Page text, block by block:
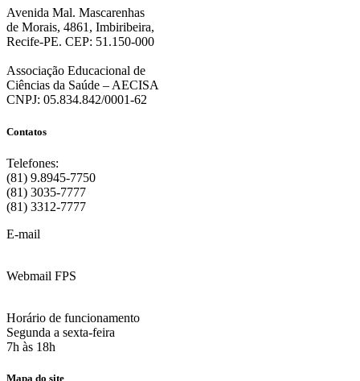
Avenida Mal. Mascarenhas
de Morais, 4861, Imbiribeira,
Recife-PE. CEP: 51.150-000
Associação Educacional de
Ciências da Saúde – AECISA
CNPJ: 05.834.842/0001-62
Contatos
Telefones:
(81) 9.8945-7750
(81) 3035-7777
(81) 3312-7777
E-mail
Webmail FPS
Horário de funcionamento
Segunda a sexta-feira
7h às 18h
Mapa do site